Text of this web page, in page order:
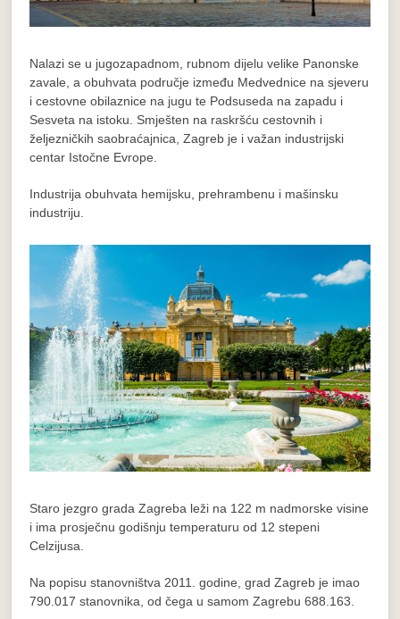
Nalazi se u jugozapadnom, rubnom dijelu velike Panonske
zavale, a obuhvata područje između Medvednice na sjeveru
i cestovne obilaznice na jugu te Podsuseda na zapadu i
Sesveta na istoku. Smješten na raskršću cestovnih i
željezničkih saobraćajnica, Zagreb je i važan industrijski
centar Istočne Evrope.
Industrija obuhvata hemijsku, prehrambenu i mašinsku
industriju.
Staro jezgro grada Zagreba leži na 122 m nadmorske visine
i ima prosječnu godišnju temperaturu od 12 stepeni
Celzijusa.
Na popisu stanovništva 2011. godine, grad Zagreb je imao
790.017 stanovnika, od čega u samom Zagrebu 688.163.